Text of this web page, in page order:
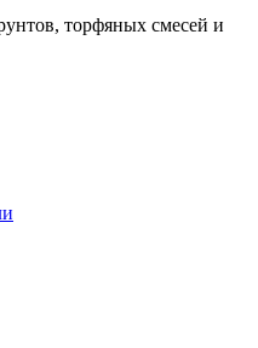
торфяных смесей и